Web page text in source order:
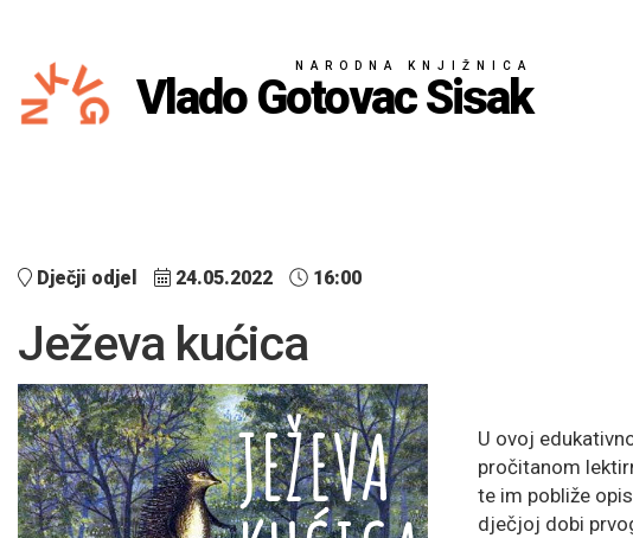
NARODNA KNJIŽNICA
Vlado Gotovac Sisak
Dječji odjel 24.05.2022 16:00
Ježeva kućica
U ovoj
pročitanom
te im pobliže
dječjoj dobi